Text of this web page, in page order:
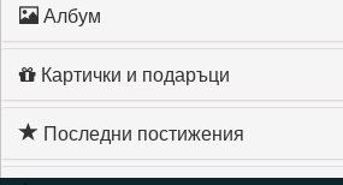
Албум
Картички и подаръци
Последни постижения